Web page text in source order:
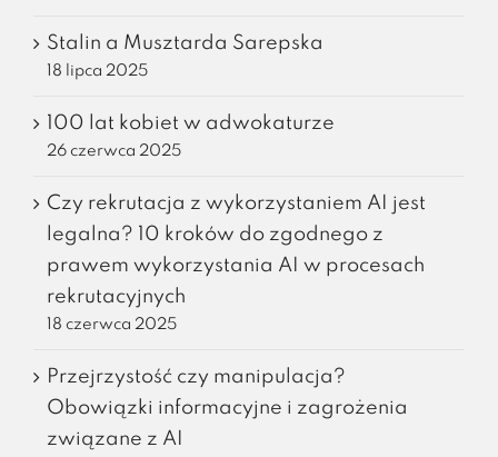
Stalin a Musztarda Sarepska
18 lipca 2025
100 lat kobiet w adwokaturze
26 czerwca 2025
Czy rekrutacja z wykorzystaniem AI jest
legalna? 10 kroków do zgodnego z
prawem wykorzystania AI w procesach
rekrutacyjnych
18 czerwca 2025
Przejrzystość czy manipulacja?
Obowiązki informacyjne i zagrożenia
związane z AI